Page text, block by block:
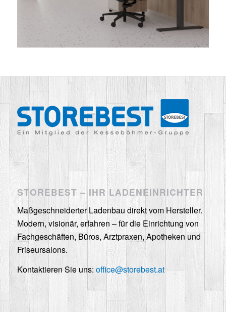
STOREBEST – IHR LADENEINRICHTER
Maßgeschneiderter Ladenbau direkt vom Hersteller.
Modern, visionär, erfahren – für die Einrichtung von
Fachgeschäften, Büros, Arztpraxen, Apotheken und
Friseursalons.
Kontaktieren Sie uns: office@storebest.at